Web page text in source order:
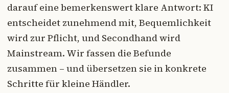
darauf eine bemerkenswert klare Antwort: KI
entscheidet zunehmend mit, Bequemlichkeit
wird zur Pflicht, und Secondhand wird
Mainstream. Wir fassen die Befunde
zusammen – und übersetzen sie in konkrete
Schritte für kleine Händler.